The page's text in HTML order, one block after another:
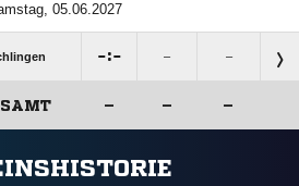
05.06.2027
: – –
– – –